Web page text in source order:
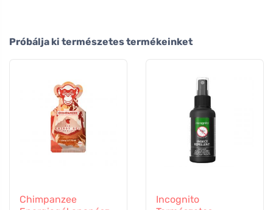
Próbálja ki természetes termékeinket
Chimpanzee
Incognito